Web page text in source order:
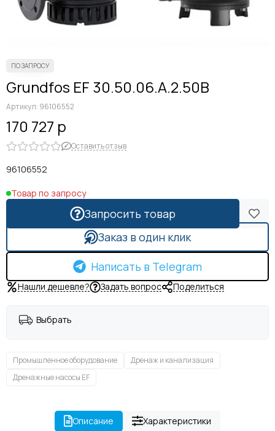
Grundfos EF 30.50.06.A.2.50B
Артикул: 96106552
170 727 р
Оставить отзыв
96106552
Товар по запросу
Запросить товар
Заказ в один клик
Написать в Telegram
Нашли дешевле? Задать вопрос Поделиться
Выбрать
Промышленное оборудование
Дренаж и канализация
Дренажные насосы EF
Описание Характеристики